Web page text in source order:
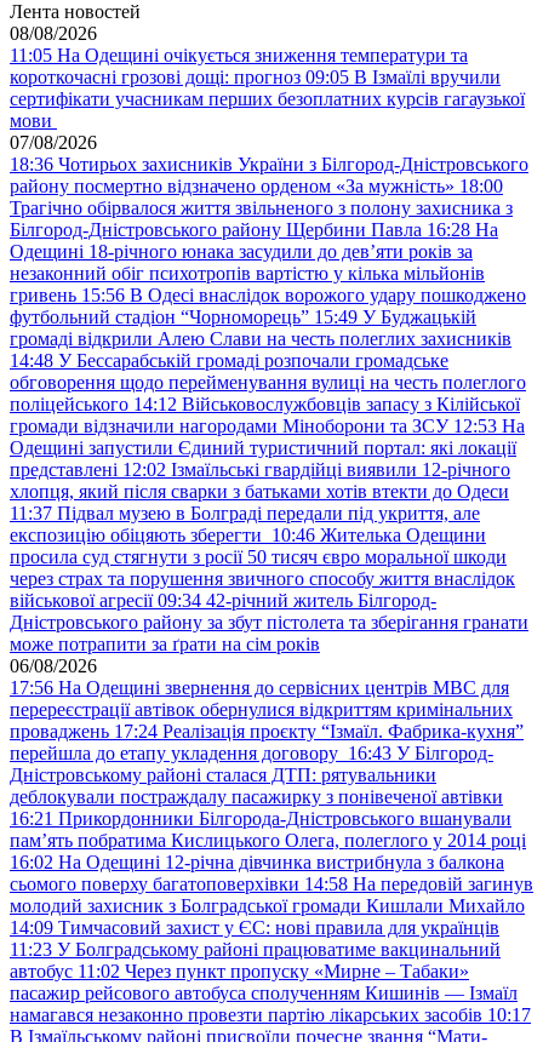
Лента новостей
08/08/2026
11:05 На Одещині очікується зниження температури та
короткочасні грозові дощі: прогноз 09:05 В Ізмаїлі вручили
сертифікати учасникам перших безоплатних курсів гагаузької
мови
07/08/2026
18:36 Чотирьох захисників України з Білгород-Дністровського
району посмертно відзначено орденом «За мужність» 18:00
Трагічно обірвалося життя звільненого з полону захисника з
Білгород-Дністровського району Щербини Павла 16:28 На
Одещині 18-річного юнака засудили до дев’яти років за
незаконний обіг психотропів вартістю у кілька мільйонів
гривень 15:56 В Одесі внаслідок ворожого удару пошкоджено
футбольний стадіон “Чорноморець” 15:49 У Буджацькій
громаді відкрили Алею Слави на честь полеглих захисників
14:48 У Бессарабській громаді розпочали громадське
обговорення щодо перейменування вулиці на честь полеглого
поліцейського 14:12 Військовослужбовців запасу з Кілійської
громади відзначили нагородами Міноборони та ЗСУ 12:53 На
Одещині запустили Єдиний туристичний портал: які локації
представлені 12:02 Ізмаїльські гвардійці виявили 12-річного
хлопця, який після сварки з батьками хотів втекти до Одеси
11:37 Підвал музею в Болграді передали під укриття, але
експозицію обіцяють зберегти 10:46 Жителька Одещини
просила суд стягнути з росії 50 тисяч євро моральної шкоди
через страх та порушення звичного способу життя внаслідок
військової агресії 09:34 42-річний житель Білгород-
Дністровського району за збут пістолета та зберігання гранати
може потрапити за ґрати на сім років
06/08/2026
17:56 На Одещині звернення до сервісних центрів МВС для
перереєстрації автівок обернулися відкриттям кримінальних
проваджень 17:24 Реалізація проєкту “Ізмаїл. Фабрика-кухня”
перейшла до етапу укладення договору 16:43 У Білгород-
Дністровському районі сталася ДТП: рятувальники
деблокували постраждалу пасажирку з понівеченої автівки
16:21 Прикордонники Білгорода-Дністровського вшанували
пам’ять побратима Кислицького Олега, полеглого у 2014 році
16:02 На Одещині 12-річна дівчинка вистрибнула з балкона
сьомого поверху багатоповерхівки 14:58 На передовій загинув
молодий захисник з Болградської громади Кишлали Михайло
14:09 Тимчасовий захист у ЄС: нові правила для українців
11:23 У Болградському районі працюватиме вакцинальний
автобус 11:02 Через пункт пропуску «Мирне – Табаки»
пасажир рейсового автобуса сполученням Кишинів — Ізмаїл
намагався незаконно провезти партію лікарських засобів 10:17
В Ізмаїльському районі присвоїли почесне звання “Мати-